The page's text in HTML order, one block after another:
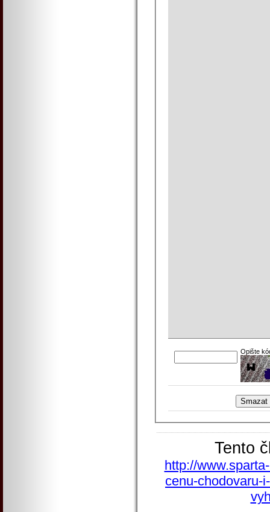
Opište
Tento
http://
cenu-chodovaru-